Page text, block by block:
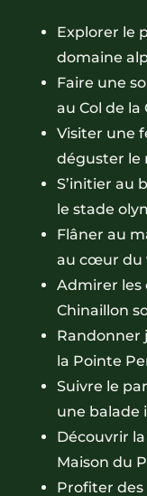
Explorer le
domaine
Faire une
au Col de la
Visiter une
déguster le
S’initier au
le stade
Flâner au
au cœur du
Admirer les
Chinaillon
Randonner
la Pointe
Suivre le
une balade
Découvrir
Maison du
Profiter des